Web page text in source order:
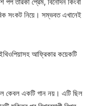
সংকট নিয়ে। সম্ভবত এখানেই
আফ্রিকার কয়েকটি
কেবল একটি গান নয়। এটি ছিল